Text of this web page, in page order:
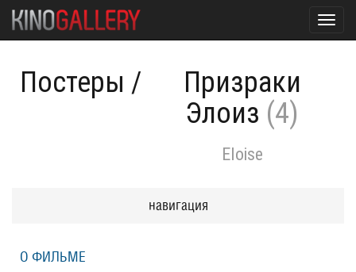
Постеры /
Призраки
Элоиз (4)
Eloise
навигация
О ФИЛЬМЕ